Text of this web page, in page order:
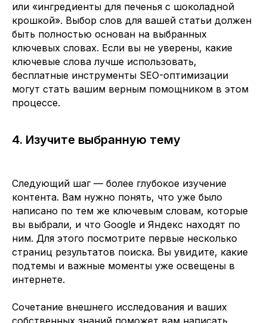
или «ингредиенты для печенья с шоколадной
крошкой». Выбор слов для вашей статьи должен
быть полностью основан на выбранных
ключевых словах. Если вы не уверены, какие
ключевые слова лучше использовать,
бесплатные инструменты SEO-оптимизации
могут стать вашим верным помощником в этом
процессе.
4. Изучите выбранную тему
Следующий шаг — более глубокое изучение
контента. Вам нужно понять, что уже было
написано по тем же ключевым словам, которые
вы выбрали, и что Google и Яндекс находят по
ним. Для этого посмотрите первые несколько
страниц результатов поиска. Вы увидите, какие
подтемы и важные моменты уже освещены в
интернете.
Сочетание внешнего исследования и ваших